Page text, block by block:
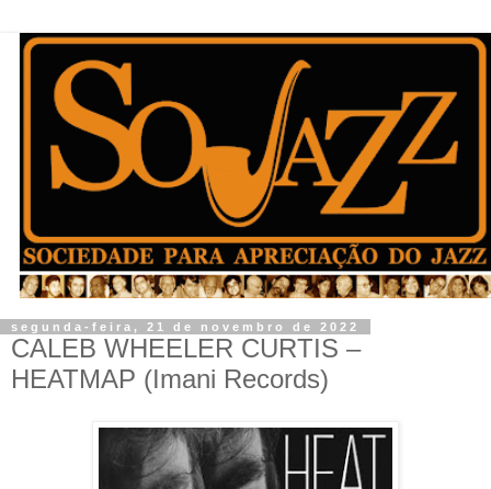
segunda-feira, 21 de novembro de 2022
CALEB WHEELER CURTIS –
HEATMAP (Imani Records)